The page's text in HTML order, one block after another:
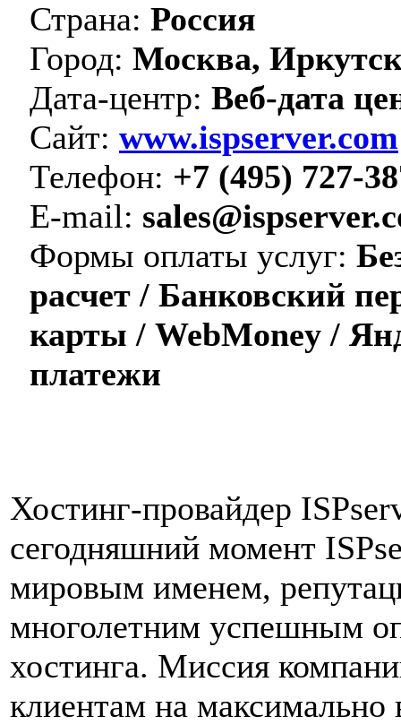
Страна: Россия
Город: Москва,
Дата-центр: Веб-дата
Сайт: www.ispserver.com
Телефон: +7 (495) 727-
E-mail:
Формы оплаты услуг:
расчет / Банковский
карты / WebMoney /
платежи
Хостинг-провайдер
сегодняшний момент
мировым именем,
многолетним успешным
хостинга. Миссия
клиентам на максимально